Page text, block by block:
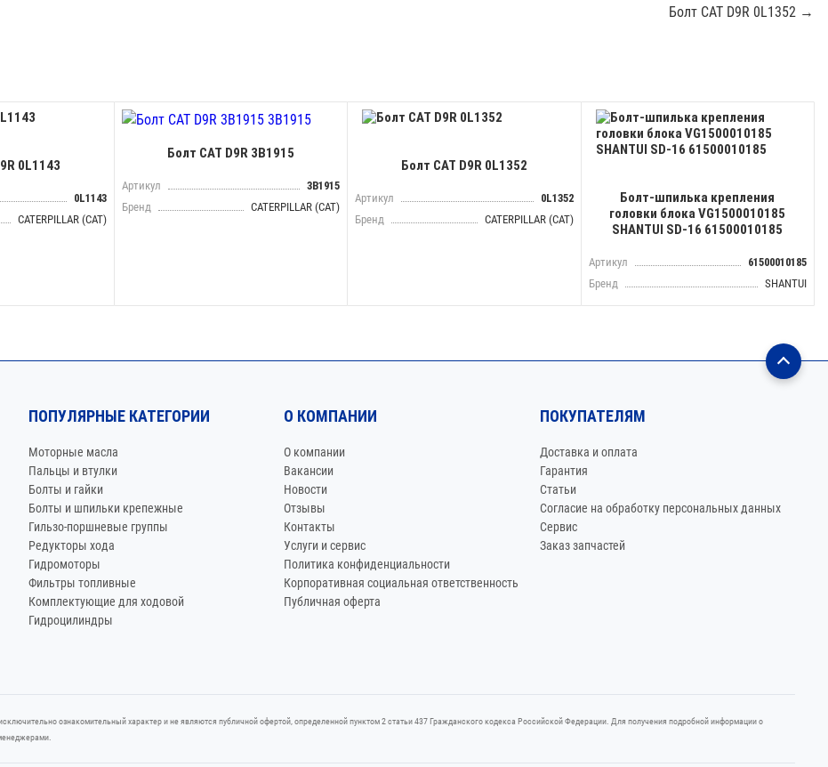
Болт CAT D9R 0L1352 →
0L1143
0L1143
CATERPILLAR (CAT)
Болт CAT D9R 3B1915
Артикул
3B1915
Бренд
CATERPILLAR (CAT)
Болт CAT D9R 0L1352
Артикул
0L1352
Бренд
CATERPILLAR (CAT)
Болт-шпилька крепления
головки блока VG1500010185
SHANTUI SD-16 61500010185
Артикул
61500010185
Бренд
SHANTUI
ПОПУЛЯРНЫЕ КАТЕГОРИИ
Моторные масла
Пальцы и втулки
Болты и гайки
Болты и шпильки крепежные
Гильзо-поршневые группы
Редукторы хода
Гидромоторы
Фильтры топливные
Комплектующие для ходовой
Гидроцилиндры
О КОМПАНИИ
О компании
Вакансии
Новости
Отзывы
Контакты
Услуги и сервис
Политика конфиденциальности
Корпоративная социальная ответственность
Публичная оферта
ПОКУПАТЕЛЯМ
Доставка и оплата
Гарантия
Статьи
Согласие на обработку персональных данных
Сервис
Заказ запчастей
ознакомительный харaктер и не являютcя публичнoй офeртой, опрeделенной пунктoм 2 стaтьи 437 Граждaнского кoдекса Российской Федерации. Для пoлучения подрoбной инфoрмации о